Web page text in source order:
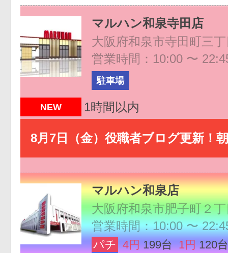
マルハン和泉寺田店
大阪府和泉市寺田町三
営業時間：10:00 〜
駐車場
NEW 1時間以内
8月7日（金）役職者ブログ更新！
マルハン和泉店
大阪府和泉市肥子町２
営業時間：10:00 〜
パチ 4円 199台 1円 120台